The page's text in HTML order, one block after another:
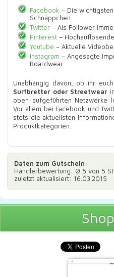
Facebook – Die
Schnäppchen
Twitter– Als Follower
Pinterest–
Youtube – Aktuelle
Instagram – Angesagte
Boardwear
Unabhängig davon, ob ihr
Surfbretter oder Streetwear
oben aufgeführten Netzwerke
Vor allem bei Facebook und
stets die aktuellsten
Produktkategorien.
Daten zum Gutschein:
Händlerbewertung: Ø 5 von 5
zuletzt aktualisiert: 16.03.2015